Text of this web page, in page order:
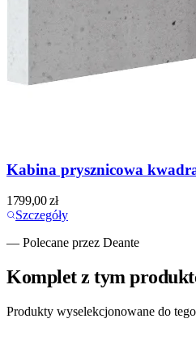
Kabina prysznicowa
1799,00zł
Szczegóły
— Polecane przez Deante
Komplet z tym
Produkty wyselekcjonowane do